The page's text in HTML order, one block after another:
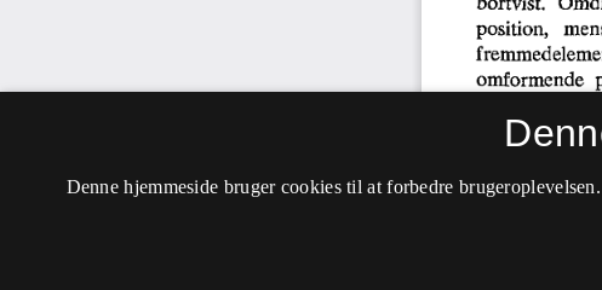
Denne hjemmeside bruger cookies til at forbedre